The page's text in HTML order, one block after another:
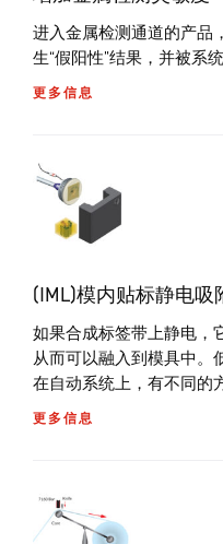
进入金属检测通道的产品
生“假阳性”结果，并被系
更多信息
(IML)模内贴标静电吸
如果合成标签带上静电，
从而可以融入到模具中。
在自动系统上，有不同的
更多信息